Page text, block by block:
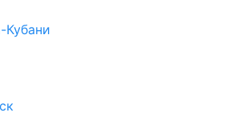
Кубани